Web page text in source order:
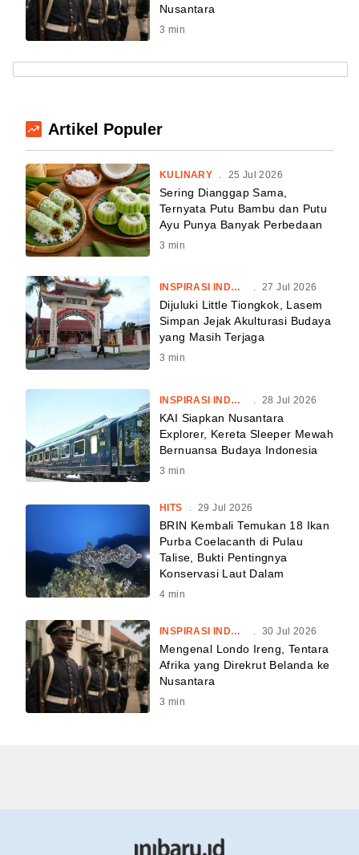
Nusantara
3 min
Artikel Populer
KULINARY . 25 Jul 2026
Sering Dianggap Sama,
Ternyata Putu Bambu dan Putu
Ayu Punya Banyak Perbedaan
3 min
INSPIRASI INDONESIA . 27 Jul 2026
Dijuluki Little Tiongkok, Lasem
Simpan Jejak Akulturasi Budaya
yang Masih Terjaga
3 min
INSPIRASI INDONESIA 28 Jul 2026
KAI Siapkan Nusantara
Explorer, Kereta Sleeper Mewah
Bernuansa Budaya Indonesia
3 min
HITS 29 Jul 2026
BRIN Kembali Temukan 18 Ikan
Purba Coelacanth di Pulau
Talise, Bukti Pentingnya
Konservasi Laut Dalam
4 min
INSPIRASI INDONESIA . 30 Jul 2026
Mengenal Londo Ireng, Tentara
Afrika yang Direkrut Belanda ke
Nusantara
3 min